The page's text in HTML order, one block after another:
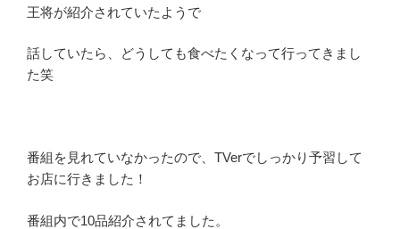
王将が紹介されていたようで
話していたら、どうしても食べたくなって行ってきまし
た笑
番組を見れていなかったので、TVerでしっかり予習して
お店に行きました！
番組内で10品紹介されてました。